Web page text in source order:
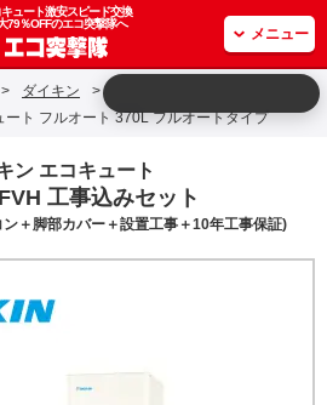
キュート激安スピード交換
79％OFFのエコ突撃隊へ
メニュー
> ダイキン
>
ート フルオート 370L フルオートタイプ
ン エコキュート
工事込みセット
＋脚部カバー＋設置工事＋10年工事保証)